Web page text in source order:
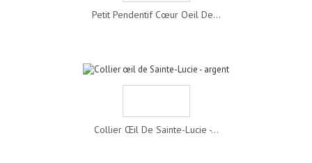
Petit Pendentif Cœur Oeil De...
Collier Œil De Sainte-Lucie -...